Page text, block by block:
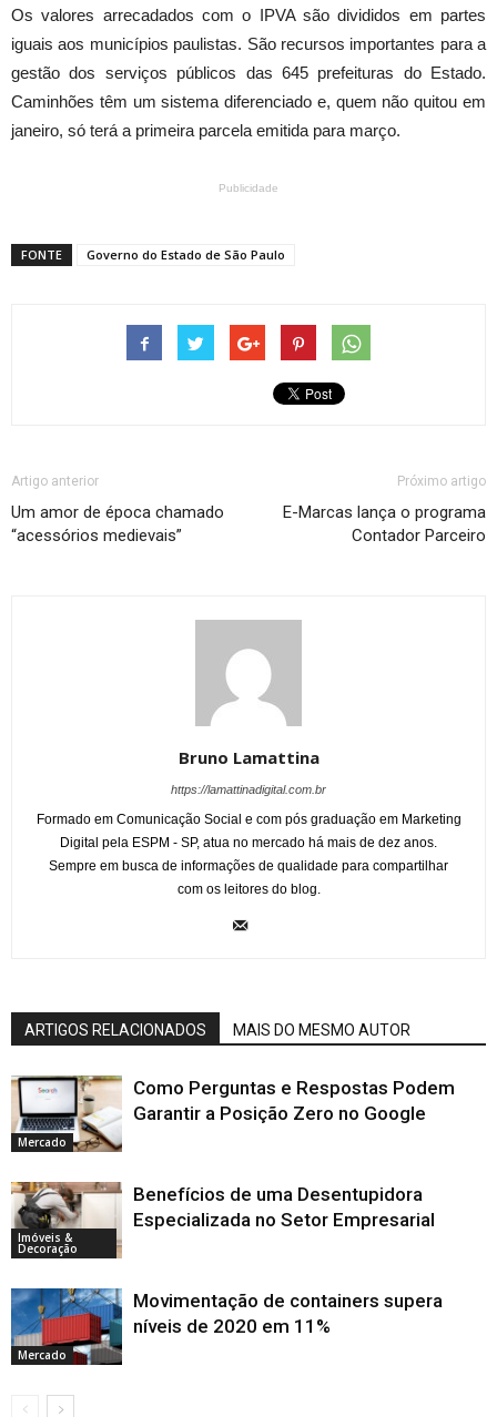
Os valores arrecadados com o IPVA são divididos em partes
iguais aos municípios paulistas. São recursos importantes para a
gestão dos serviços públicos das 645 prefeituras do Estado.
Caminhões têm um sistema diferenciado e, quem não quitou em
janeiro, só terá a primeira parcela emitida para março.
Publicidade
FONTE Governo do Estado de São Paulo
Artigo anterior
Um amor de época chamado
“acessórios medievais”
Próximo artigo
E-Marcas lança o programa
Contador Parceiro
Bruno Lamattina
https://lamattinadigital.com.br
Formado em Comunicação Social e com pós graduação em Marketing
Digital pela ESPM - SP, atua no mercado há mais de dez anos.
Sempre em busca de informações de qualidade para compartilhar
com os leitores do blog.
ARTIGOS RELACIONADOS MAIS DO MESMO AUTOR
Mercado
Como Perguntas e Respostas Podem
Garantir a Posição Zero no Google
Imóveis &
Decoração
Benefícios de uma Desentupidora
Especializada no Setor Empresarial
Mercado
Movimentação de containers supera
níveis de 2020 em 11%